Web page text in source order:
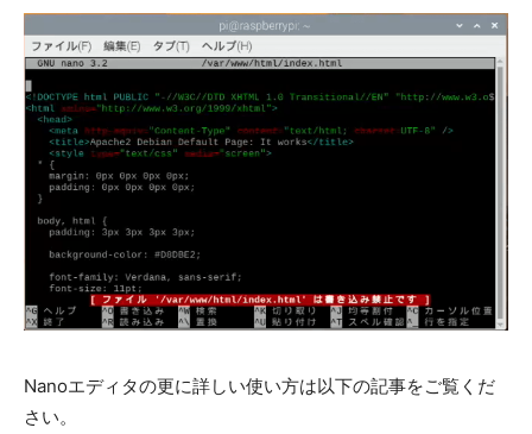
Nanoエディタの更に詳しい使い方は以下の記事をご覧くだ
さい。